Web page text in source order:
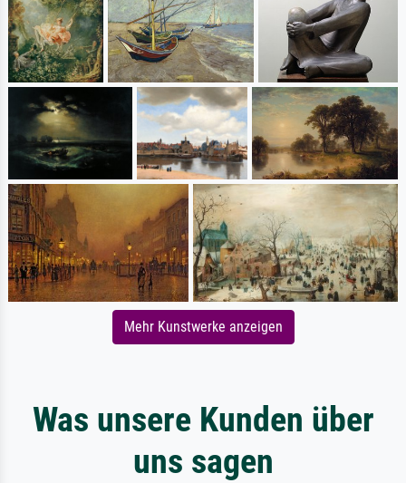
Mehr Kunstwerke anzeigen
Was unsere Kunden über
uns sagen